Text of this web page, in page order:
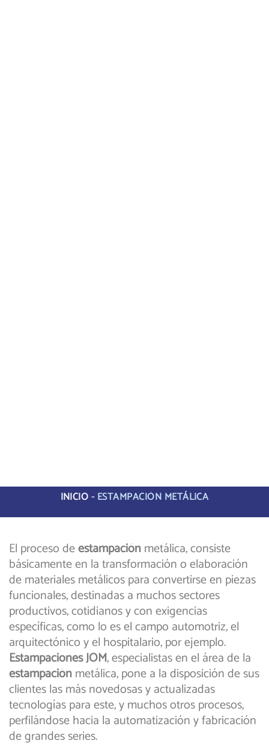
INICIO-ESTAMPACIÓN METÁLICA
El proceso deestampaciónmetálica, consiste
básicamente en la transformación o elaboración
de materiales metálicos para convertirse en piezas
funcionales, destinadas a muchos sectores
productivos, cotidianos y con exigencias
específicas, como lo es el campo automotriz, el
arquitectónico y el hospitalario, por ejemplo.
Estampaciones JOM, especialistas en el área de la
estampaciónmetálica, pone a la disposición de sus
clientes las más novedosas y actualizadas
tecnologías para este, y muchos otros procesos,
perfilándose hacia la automatización y fabricación
de grandes series.